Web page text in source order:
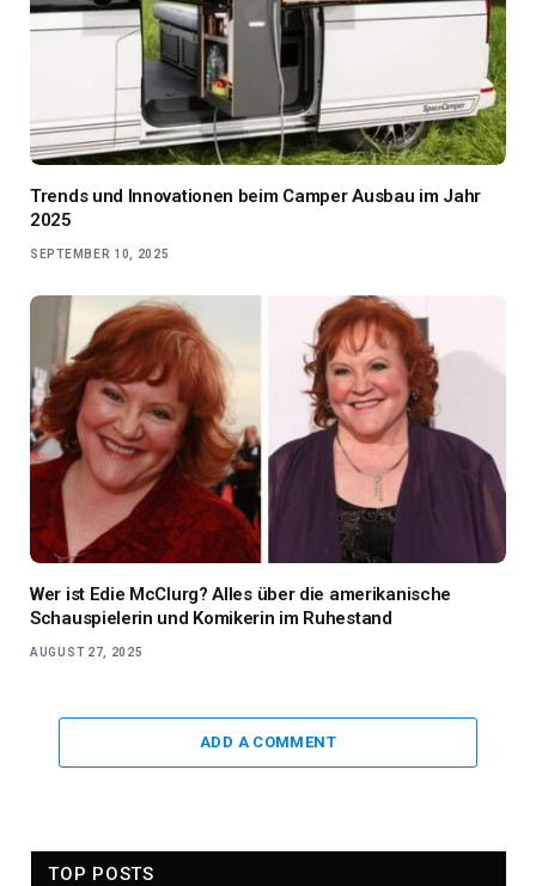
Trends und Innovationen beim Camper Ausbau im Jahr
2025
SEPTEMBER 10, 2025
Wer ist Edie McClurg? Alles über die amerikanische
Schauspielerin und Komikerin im Ruhestand
AUGUST 27, 2025
ADD A COMMENT
TOP POSTS